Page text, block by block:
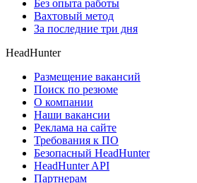
Без опыта работы
Вахтовый метод
За последние три дня
HeadHunter
Размещение вакансий
Поиск по резюме
О компании
Наши вакансии
Реклама на сайте
Требования к ПО
Безопасный HeadHunter
HeadHunter API
Партнерам